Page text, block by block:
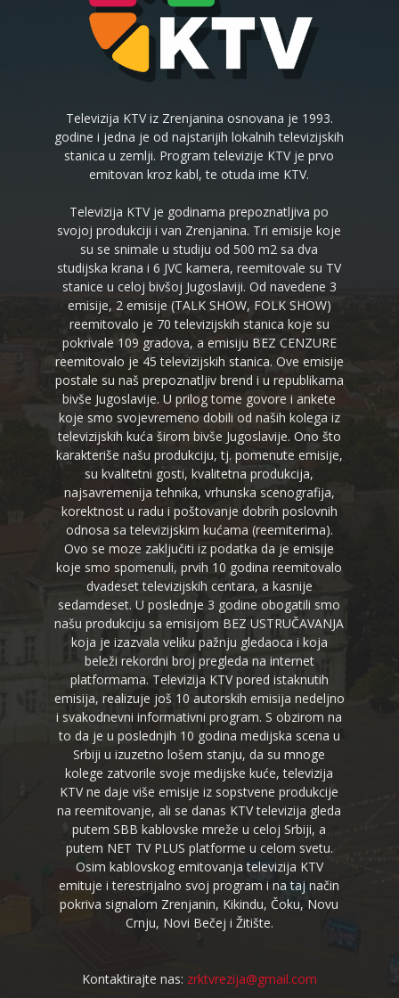
Televizija KTV iz Zrenjanina osnovana je 1993.
godine i jedna je od najstarijih lokalnih televizijskih
stanica u zemlji. Program televizije KTV je prvo
emitovan kroz kabl, te otuda ime KTV.
Televizija KTV je godinama prepoznatljiva po
svojoj produkciji i van Zrenjanina. Tri emisije koje
su se snimale u studiju od 500 m2 sa dva
studijska krana i 6 JVC kamera, reemitovale su TV
stanice u celoj bivšoj Jugoslaviji. Od navedene 3
emisije, 2 emisije (TALK SHOW, FOLK SHOW)
reemitovalo je 70 televizijskih stanica koje su
pokrivale 109 gradova, a emisiju BEZ CENZURE
reemitovalo je 45 televizijskih stanica. Ove emisije
postale su naš prepoznatljiv brend i u republikama
bivše Jugoslavije. U prilog tome govore i ankete
koje smo svojevremeno dobili od naših kolega iz
televizijskih kuća širom bivše Jugoslavije. Ono što
karakteriše našu produkciju, tj. pomenute emisije,
su kvalitetni gosti, kvalitetna produkcija,
najsavremenija tehnika, vrhunska scenografija,
korektnost u radu i poštovanje dobrih poslovnih
odnosa sa televizijskim kućama (reemiterima).
Ovo se moze zaključiti iz podatka da je emisije
koje smo spomenuli, prvih 10 godina reemitovalo
dvadeset televizijskih centara, a kasnije
sedamdeset. U poslednje 3 godine obogatili smo
našu produkciju sa emisijom BEZ USTRUČAVANJA
koja je izazvala veliku pažnju gledaoca i koja
beleži rekordni broj pregleda na internet
platformama. Televizija KTV pored istaknutih
emisija, realizuje još 10 autorskih emisija nedeljno
i svakodnevni informativni program. S obzirom na
to da je u poslednjih 10 godina medijska scena u
Srbiji u izuzetno lošem stanju, da su mnoge
kolege zatvorile svoje medijske kuće, televizija
KTV ne daje više emisije iz sopstvene produkcije
na reemitovanje, ali se danas KTV televizija gleda
putem SBB kablovske mreže u celoj Srbiji, a
putem NET TV PLUS platforme u celom svetu.
Osim kablovskog emitovanja televizija KTV
emituje i terestrijalno svoj program i na taj način
pokriva signalom Zrenjanin, Kikindu, Čoku, Novu
Crnju, Novi Bečej i Žitište.
Kontaktirajte nas: zrktvrezija@gmail.com